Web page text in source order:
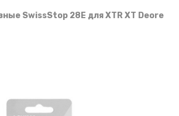
SwissStop 28E для XTR XT Deore